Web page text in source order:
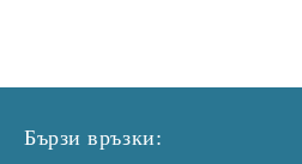
Бързи връзки: